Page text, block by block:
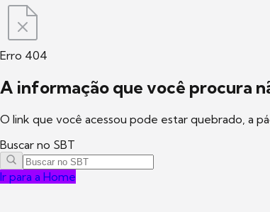
Erro 404
A informação que você procura
O link que você acessou pode estar quebrado, a
Buscar no SBT
Ir para a Home